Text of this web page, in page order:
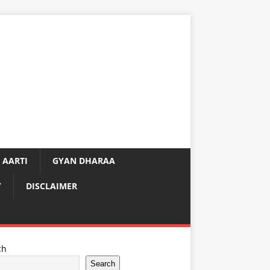
GYAN DHARAA
DISCLAIMER
Search